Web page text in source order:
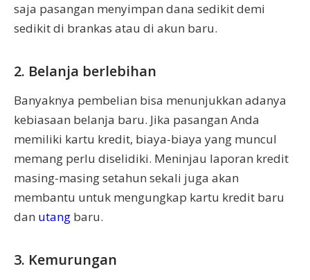
saja pasangan menyimpan dana sedikit demi
sedikit di brankas atau di akun baru.
2. Belanja berlebihan
Banyaknya pembelian bisa menunjukkan adanya
kebiasaan belanja baru. Jika pasangan Anda
memiliki kartu kredit, biaya-biaya yang muncul
memang perlu diselidiki. Meninjau laporan kredit
masing-masing setahun sekali juga akan
membantu untuk mengungkap kartu kredit baru
dan utang baru.
3. Kemurungan